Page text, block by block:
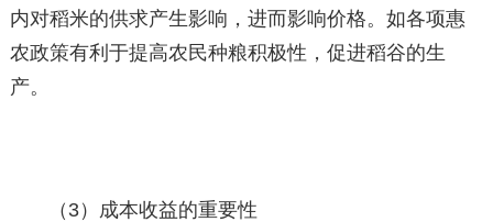
内对稻米的供求产生影响，进而影响价格。如各项惠
农政策有利于提高农民种粮积极性，促进稻谷的生
产。
（3）成本收益的重要性